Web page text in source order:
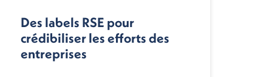
Des labels RSE pour
crédibiliser les efforts des
entreprises